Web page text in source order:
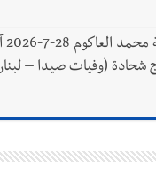
شحادة (وفيات صيدا –